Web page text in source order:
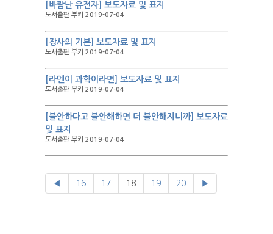
[바람난 유전자] 보도자료 및 표지
도서출판 부키 2019-07-04
[장사의 기본] 보도자료 및 표지
도서출판 부키 2019-07-04
[라멘이 과학이라면] 보도자료 및 표지
도서출판 부키 2019-07-04
[불안하다고 불안해하면 더 불안해지니까] 보도자료
및 표지
도서출판 부키 2019-07-04
◀ 16 17 18 19 20 ▶